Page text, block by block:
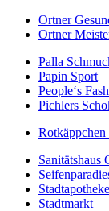
Ortner
Ortner
Palla
Papin Sport
People‘s
Pichlers
Sanitätshaus
Stadtmarkt